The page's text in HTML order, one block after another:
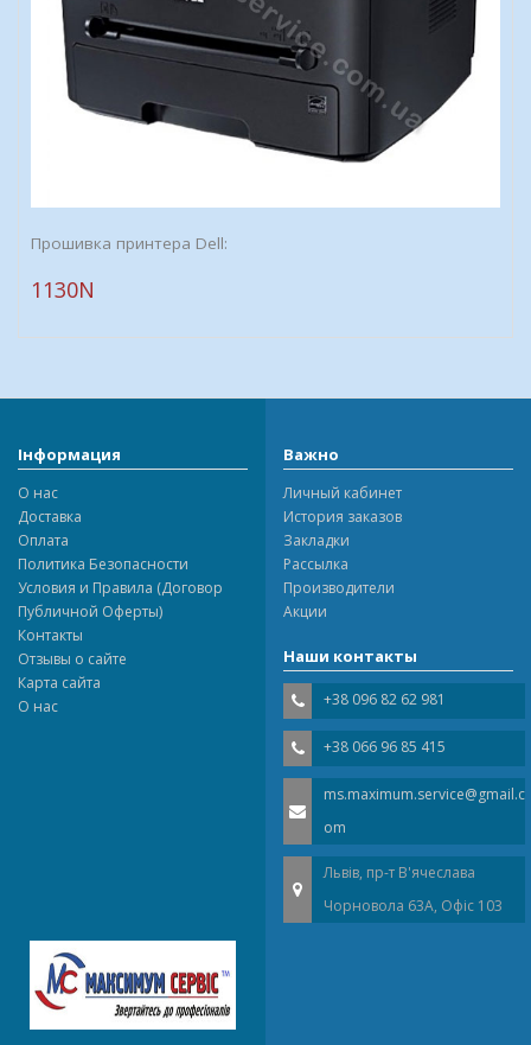
Прошивка принтера Dell:
1130N
Інформация
О нас
Доставка
Оплата
Политика Безопасности
Условия и Правила (Договор
Публичной Оферты)
Контакты
Отзывы о сайте
Карта сайта
О нас
Важно
Личный кабинет
История заказов
Закладки
Рассылка
Производители
Акции
Наши контакты
+38 096 82 62 981
+38 066 96 85 415
ms.maximum.service@gmail.c
om
Львів, пр-т В'ячеслава
Чорновола 63A, Офіс 103